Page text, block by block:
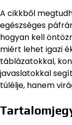
A cikkből
egészséges
hogyan kell
miért lehet igazi
táblázatokkal,
javaslatokkal
túlélje, hanem